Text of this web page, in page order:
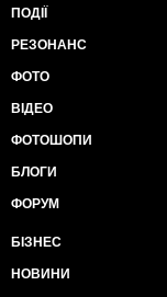
ПОДІЇ
РЕЗОНАНС
ФОТО
ВІДЕО
ФОТОШОПИ
БЛОГИ
ФОРУМ
БІЗНЕС
НОВИНИ